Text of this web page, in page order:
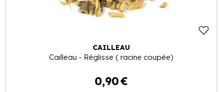
CAILLEAU
Cailleau - Réglisse ( racine coupée)
0,90€